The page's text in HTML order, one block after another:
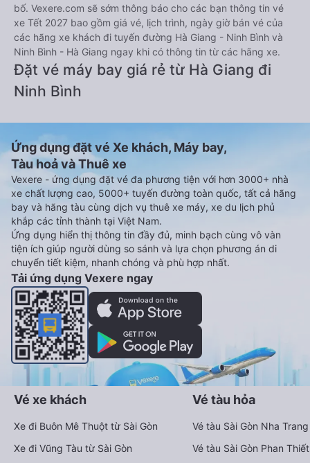
bố. Vexere.com sẽ sớm thông báo cho các bạn thông tin vé
xe Tết 2027 bao gồm giá vé, lịch trình, ngày giờ bán vé của
các hãng xe khách đi tuyến đường Hà Giang - Ninh Bình và
Ninh Bình - Hà Giang ngay khi có thông tin từ các hãng xe.
Đặt vé máy bay giá rẻ từ Hà Giang đi
Ninh Bình
Ứng dụng đặt vé Xe khách, Máy bay,
Tàu hoả và Thuê xe
Vexere - ứng dụng đặt vé đa phương tiện với hơn 3000+ nhà
xe chất lượng cao, 5000+ tuyến đường toàn quốc, tất cả hãng
bay và hãng tàu cùng dịch vụ thuê xe máy, xe du lịch phủ
khắp các tỉnh thành tại Việt Nam.
Ứng dụng hiển thị thông tin đầy đủ, minh bạch cùng vô vàn
tiện ích giúp người dùng so sánh và lựa chọn phương án di
chuyển tiết kiệm, nhanh chóng và phù hợp nhất.
Tải ứng dụng Vexere ngay
Vé xe khách
Xe đi Buôn Mê Thuột từ Sài Gòn
Xe đi Vũng Tàu từ Sài Gòn
Vé tàu hỏa
Vé tàu Sài Gòn Nha Trang
Vé tàu Sài Gòn Phan Thiết